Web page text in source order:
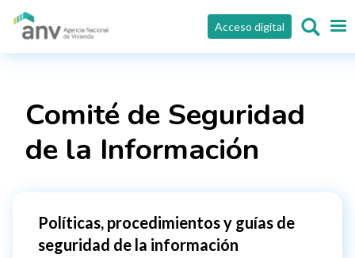
Pasar al contenido principal
Acceso digital
Comité de Seguridad
de la Información
Políticas, procedimientos y guías de
seguridad de la información